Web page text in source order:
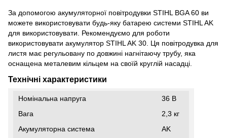
За допомогою акумуляторної повітродувки STIHL BGA 60 ви
можете використовувати будь-яку батарею системи STIHL AK
для використовувати. Рекомендуємо для роботи
використовувати акумулятор STIHL AK 30. Ця повітродувка для
листя має регульовану по довжині нагнітаючу трубу, яка
оснащена металевим кільцем на своїй круглій насадці.
Технічні характеристики
Номінальна напруга
36 В
Вага
2,3 кг
Акумуляторна система
AK